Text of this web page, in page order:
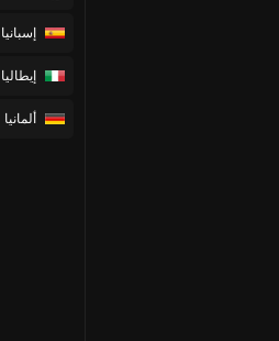
إسبانيا
إيطاليا
ألمانيا